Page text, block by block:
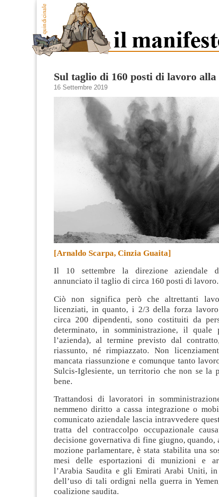
Sul taglio di 160 posti di lavoro
16 Settembre 2019
[Arnaldo Scarpa, Cinzia Guaita]
Il 10 settembre la direzione aziendale
annunciato il taglio di circa 160 posti di lavoro.
Ciò non significa però che altrettanti
licenziati, in quanto, i 2/3 della forza
circa 200 dipendenti, sono costituiti da
determinato, in somministrazione, il quale
l’azienda), al termine previsto dal
riassunto, né rimpiazzato. Non
mancata riassunzione e comunque tanto
Sulcis-Iglesiente, un territorio che non se la
bene.
Trattandosi di lavoratori in
nemmeno diritto a cassa integrazione o
comunicato aziendale lascia intravvedere
tratta del contraccolpo occupazionale
decisione governativa di fine giugno, quando,
mozione parlamentare, è stata stabilita una
mesi delle esportazioni di munizioni e
l’Arabia Saudita e gli Emirati Arabi Uniti, in
dell’uso di tali ordigni nella guerra in
coalizione saudita.